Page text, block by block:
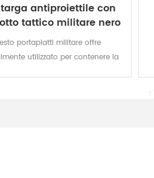
antiproiettile con
tattico militare nero
portapiatti militare offre
utilizzato per contenere la